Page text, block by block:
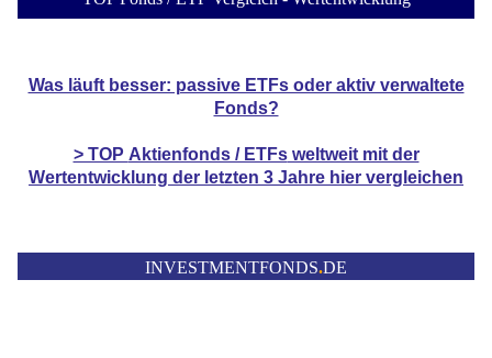
Was läuft besser: passive ETFs oder aktiv verwaltete
Fonds?
> TOP Aktienfonds / ETFsweltweit mit der
Wertentwicklung der letzten 3 Jahre hier vergleichen
INVESTMENTFONDS.DE